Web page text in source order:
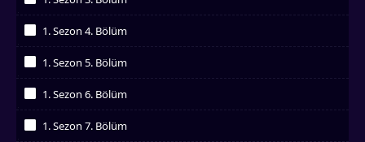
1. Sezon 4. Bölüm
1. Sezon 5. Bölüm
1. Sezon 6. Bölüm
1. Sezon 7. Bölüm